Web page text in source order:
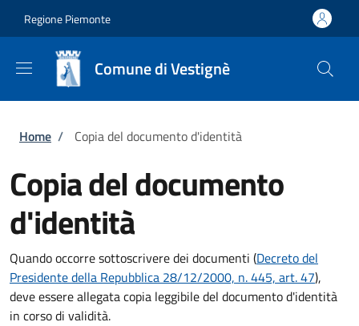
Regione Piemonte
Comune di Vestignè
Briciole di pane
Home / Copia del documento d'identità
Copia del documento
d'identità
Quando occorre sottoscrivere dei documenti (Decreto del
Presidente della Repubblica 28/12/2000, n. 445, art. 47),
deve essere allegata copia leggibile del documento d'identità
in corso di validità.